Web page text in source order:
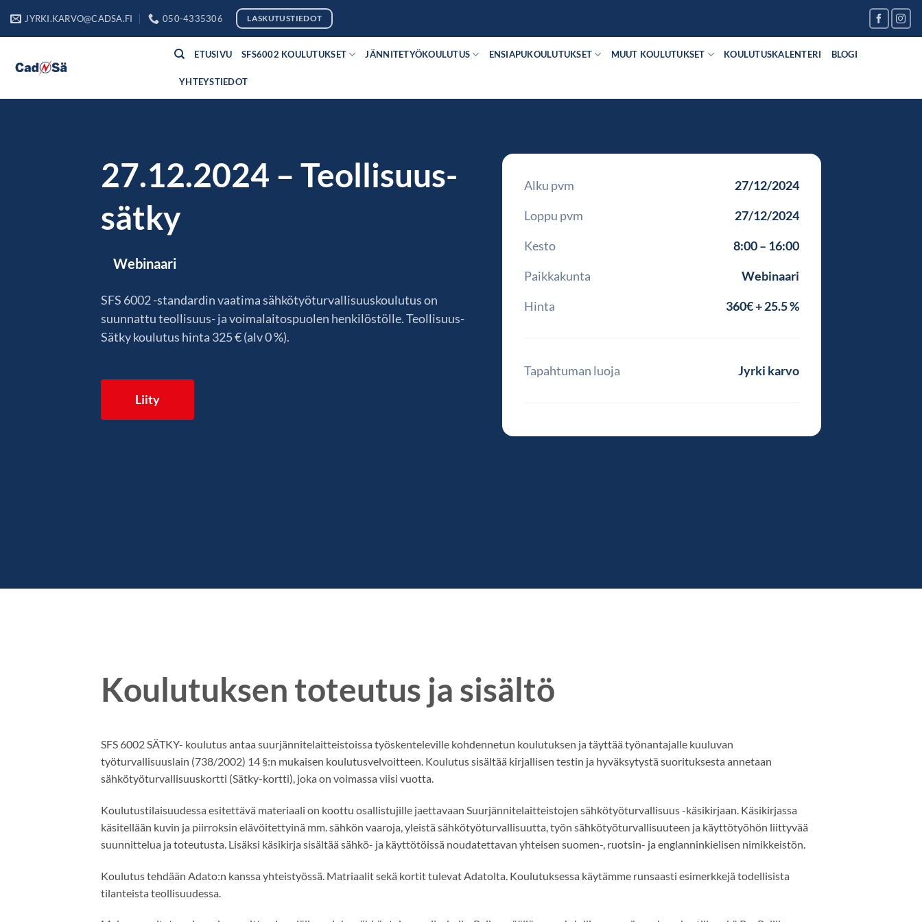
JYRKI.KARVO@CADSA.FI 050-4335306 LASKUTUSTIEDOT
ETUSIVU SFS6002 KOULUTUKSET JÄNNITETYÖKOULUTUS ENSIAPUKOULUTUKSET MUUT KOULUTUKSET KOULUTUSKALENTERI BLOGI
YHTEYSTIEDOT
27.12.2024 – Teollisuus-
sätky
Webinaari
SFS 6002 -standardin vaatima sähkötyöturvallisuuskoulutus on
suunnattu teollisuus- ja voimalaitospuolen henkilöstölle. Teollisuus-
Sätky koulutus hinta 325 € (alv 0 %).
Liity
Alku pvm
27/12/2024
Loppu pvm
27/12/2024
Kesto
8:00 – 16:00
Paikkakunta
Webinaari
Hinta
360€ + 25.5 %
Tapahtuman luoja Jyrki karvo
Koulutuksen toteutus ja sisältö
SFS 6002 SÄTKY- koulutus antaa suurjännitelaitteistoissa työskenteleville kohdennetun koulutuksen ja täyttää työnantajalle kuuluvan
työturvallisuuslain (738/2002) 14 §:n mukaisen koulutusvelvoitteen. Koulutus sisältää kirjallisen testin ja hyväksytystä suorituksesta annetaan
sähkötyöturvallisuuskortti (Sätky-kortti), joka on voimassa viisi vuotta.
Koulutustilaisuudessa esitettävä materiaali on koottu osallistujille jaettavaan Suurjännitelaitteistojen sähkötyöturvallisuus -käsikirjaan. Käsikirjassa
käsitellään kuvin ja piirroksin elävöitettyinä mm. sähkön vaaroja, yleistä sähkötyöturvallisuutta, työn sähkötyöturvallisuuteen ja käyttötyöhön liittyvää
suunnittelua ja toteutusta. Lisäksi käsikirja sisältää sähkö- ja käyttötöissä noudatettavan yhteisen suomen-, ruotsin- ja englanninkielisen nimikkeistön.
Koulutus tehdään Adato:n kanssa yhteistyössä. Matriaalit sekä kortit tulevat Adatolta. Koulutuksessa käytämme runsaasti esimerkkejä todellisista
tilanteista teollisuudessa.